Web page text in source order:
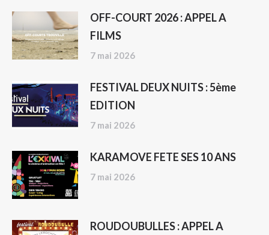
OFF-COURT 2026 : APPEL A
FILMS
7 mai 2026
FESTIVAL DEUX NUITS : 5ème
EDITION
7 mai 2026
KARAMOVE FETE SES 10 ANS
7 mai 2026
ROUDOUBULLES : APPEL A